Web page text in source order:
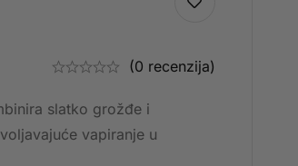
(0 recenzija)
slatko grožđe i
vapiranje u